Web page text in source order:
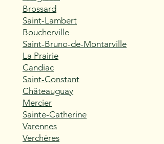
Brossard
Saint-Lambert
Boucherville
Saint-Bruno-de-Montarville
La Prairie
Candiac
Saint-Constant
Châteauguay
Mercier
Sainte-Catherine
Varennes
Verchères